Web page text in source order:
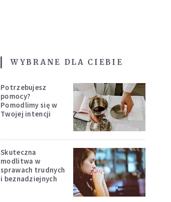
WYBRANE DLA CIEBIE
Potrzebujesz
pomocy?
Pomodlimy się w
Twojej intencji
Skuteczna
modlitwa w
sprawach trudnych
i beznadziejnych